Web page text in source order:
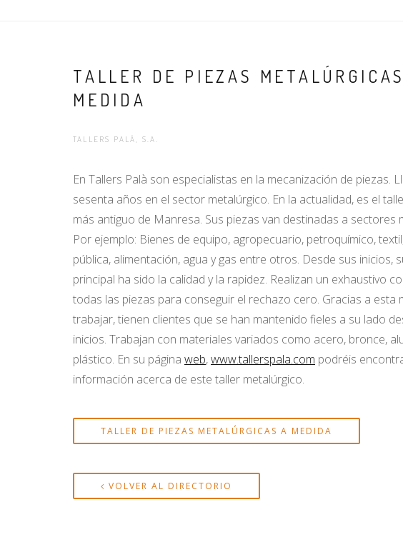
TALLER DE PIEZAS
MEDIDA
TALLERS PALÀ, S.A.
En Tallers Palà son especialistas en la mecanización de piezas.
sesenta años en el sector metalúrgico. En la actualidad, es el
más antiguo de Manresa. Sus piezas van destinadas a sectores
Por ejemplo: Bienes de equipo, agropecuario, petroquímico,
pública, alimentación, agua y gas entre otros. Desde sus inicios,
principal ha sido la calidad y la rapidez. Realizan un exhaustivo
todas las piezas para conseguir el rechazo cero. Gracias a esta
trabajar, tienen clientes que se han mantenido fieles a su lado
inicios. Trabajan con materiales variados como acero, bronce,
plástico. En su página web,www.tallerspala.com podréis
información acerca de este taller metalúrgico.
TALLER DE PIEZAS METALÚRGICAS A MEDIDA
VOLVER AL DIRECTORIO